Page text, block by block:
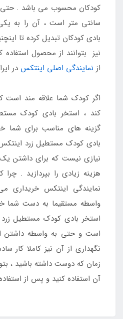
سانتی متر است ، آن را به
بادی کودکان تبدیل کرده تا
نیز بتوانند از محصول
از نمایندگی اصلی اینتکس در
اگر کودک شما علاقه مند است
کند ، استخر بادی کودک
گزینه های مناسب برای شما
بادی کودک مستطیل زرد
نیازی نیست که برای داشتن
هزینه زیادی را بپردازید .
نمایندگی اینتکس
واسطه مستقیما به دست شما
استخر بادی کودک مستطیل زرد
است و حتی به واسطه داشتن
نگهداری از آن نیز کاملا کار
زمان که دوست داشته باشید ،
آن استفاده کنید و پس از